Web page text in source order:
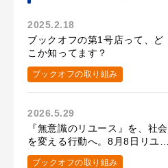
2025.2.18
ブックオフの第1号店って、ど
こか知ってます？
ブックオフの取り組み
2026.5.29
『無意識のリユース』を、社会
を変える行動へ。8月8日リユー
スの日の取り組み
ブックオフの取り組み